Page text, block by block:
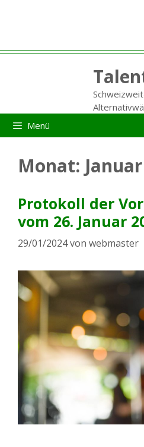
Menü
Monat:
Protokoll der
vom 26. Januar
29/01/2024von webmaster